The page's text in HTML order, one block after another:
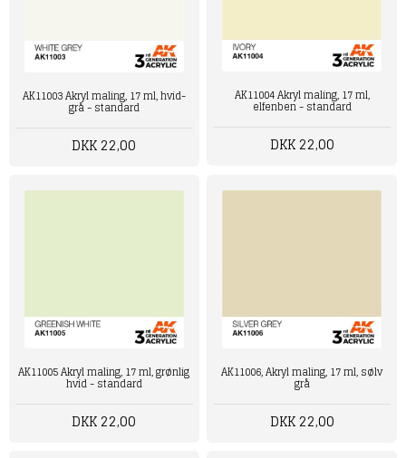
AK11003 Akryl maling, 17 ml, hvid-
grå - standard
DKK 22,00
AK11004 Akryl maling, 17 ml,
elfenben - standard
DKK 22,00
AK11005 Akryl maling, 17 ml, grønlig
hvid - standard
DKK 22,00
AK11006, Akryl maling, 17 ml, sølv
grå
DKK 22,00